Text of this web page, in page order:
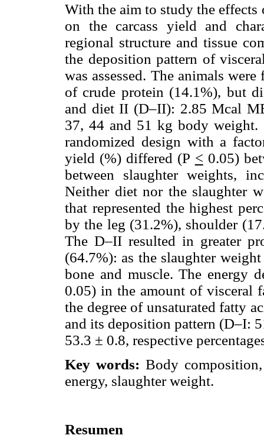
With the aim to study the
on the carcass yield and
regional structure and tissue
the deposition pattern of
was assessed. The animals
of crude protein (14.1%), but
and diet II (D–II): 2.85 Mcal
37, 44 and 51 kg body weight.
randomized design with a
yield (%) differed (P < 0.05)
between slaughter weights,
Neither diet nor the slaughter
that represented the highest
by the leg (31.2%), shoulder
The D–II resulted in greater
(64.7%): as the slaughter
bone and muscle. The energy
0.05) in the amount of
the degree of unsaturated fatty
and its deposition pattern (D–I:
53.3 ± 0.8, respective
Key words: Body
energy, slaughter weight.
Resumen